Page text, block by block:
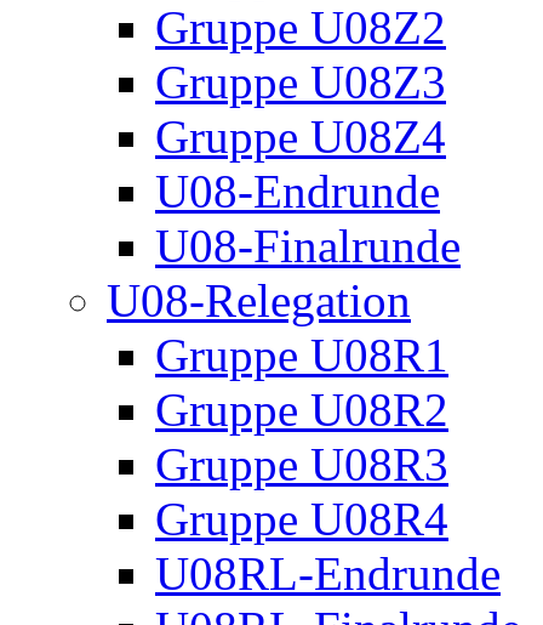
Gruppe U08Z2
Gruppe U08Z3
Gruppe U08Z4
U08-Endrunde
U08-Finalrunde
U08-Relegation
Gruppe U08R1
Gruppe U08R2
Gruppe U08R3
Gruppe U08R4
U08RL-Endrunde